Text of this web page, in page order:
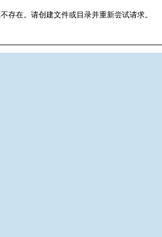
存在。请创建文件或目录并重新尝试请求。